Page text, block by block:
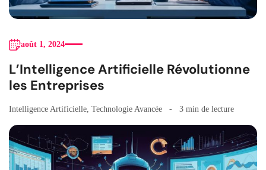
août 1, 2024
L’Intelligence Artificielle Révolutionne
les Entreprises
Intelligence Artificielle Technologie Avancée 3 min de lecture